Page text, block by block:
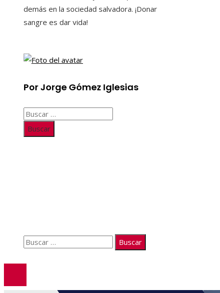
demás en la sociedad salvadora. ¡Donar
sangre es dar vida!
Por Jorge Gómez Iglesias
Buscar:
Buscar: